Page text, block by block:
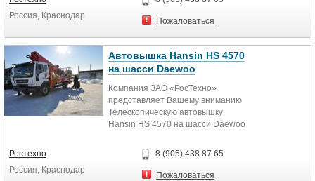
Россия, Краснодар
Пожаловаться
Автовышка Hansin HS 4570
на шасси Daewoo
Компания ЗАО «РосТехно»
представляет Вашему вниманию
Телескопическую автовышку
Hansin HS 4570 на шасси Daewoo
Южной...
Ростехно
Россия, Краснодар
8 (905) 438 87 65
Пожаловаться